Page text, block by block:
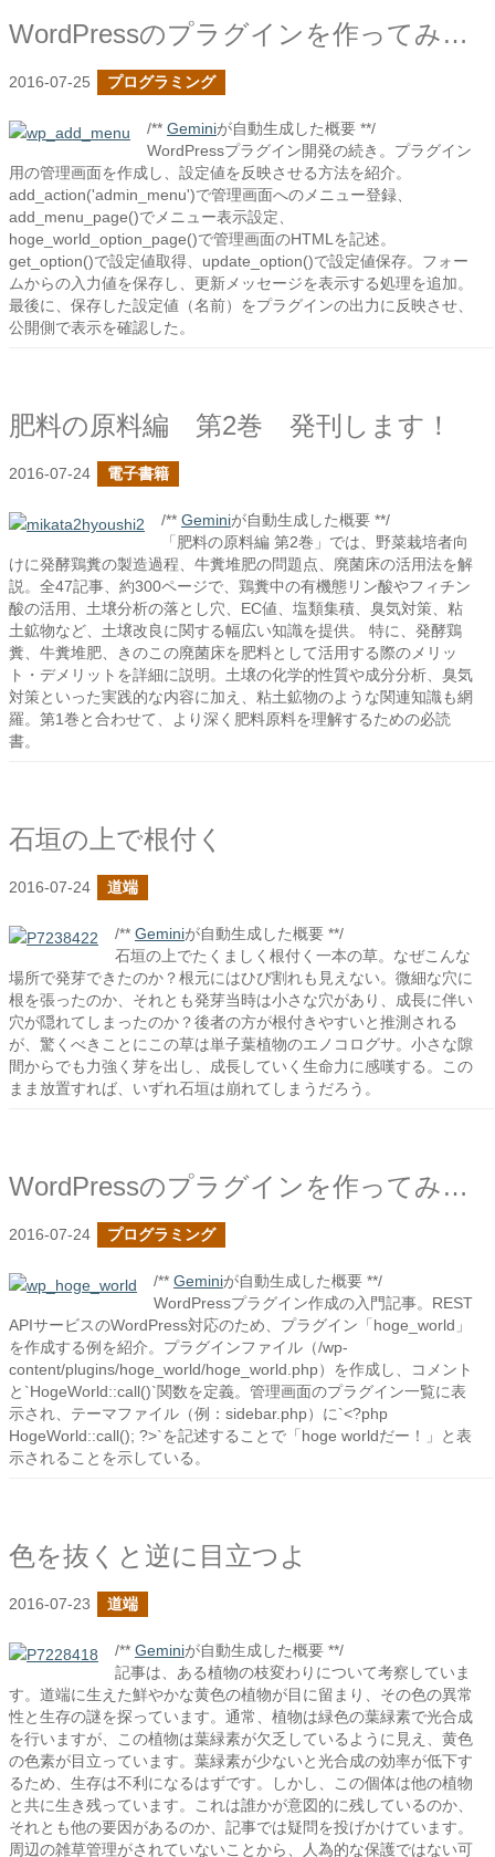
WordPressのプラグインを作ってみた２
2016-07-25 プログラミング
/** Geminiが自動生成した概要 **/
WordPressプラグイン開発の続き。プラグイン
用の管理画面を作成し、設定値を反映させる方法を紹介。
add_action('admin_menu')で管理画面へのメニュー登録、
add_menu_page()でメニュー表示設定、
hoge_world_option_page()で管理画面のHTMLを記述。
get_option()で設定値取得、update_option()で設定値保存。フォー
ムからの入力値を保存し、更新メッセージを表示する処理を追加。
最後に、保存した設定値（名前）をプラグインの出力に反映させ、
公開側で表示を確認した。
肥料の原料編 第2巻 発刊します！
2016-07-24 電子書籍
/** Geminiが自動生成した概要 **/
「肥料の原料編 第2巻」では、野菜栽培者向
けに発酵鶏糞の製造過程、牛糞堆肥の問題点、廃菌床の活用法を解
説。全47記事、約300ページで、鶏糞中の有機態リン酸やフィチン
酸の活用、土壌分析の落とし穴、EC値、塩類集積、臭気対策、粘
土鉱物など、土壌改良に関する幅広い知識を提供。 特に、発酵鶏
糞、牛糞堆肥、きのこの廃菌床を肥料として活用する際のメリッ
ト・デメリットを詳細に説明。土壌の化学的性質や成分分析、臭気
対策といった実践的な内容に加え、粘土鉱物のような関連知識も網
羅。第1巻と合わせて、より深く肥料原料を理解するための必読
書。
石垣の上で根付く
2016-07-24 道端
/** Geminiが自動生成した概要 **/
石垣の上でたくましく根付く一本の草。なぜこんな
場所で発芽できたのか？根元にはひび割れも見えない。微細な穴に
根を張ったのか、それとも発芽当時は小さな穴があり、成長に伴い
穴が隠れてしまったのか？後者の方が根付きやすいと推測される
が、驚くべきことにこの草は単子葉植物のエノコログサ。小さな隙
間からでも力強く芽を出し、成長していく生命力に感嘆する。この
まま放置すれば、いずれ石垣は崩れてしまうだろう。
WordPressのプラグインを作ってみた１
2016-07-24 プログラミング
/** Geminiが自動生成した概要 **/
WordPressプラグイン作成の入門記事。REST
APIサービスのWordPress対応のため、プラグイン「hoge_world」
を作成する例を紹介。プラグインファイル（/wp-
content/plugins/hoge_world/hoge_world.php）を作成し、コメント
と`HogeWorld::call()`関数を定義。管理画面のプラグイン一覧に表
示され、テーマファイル（例：sidebar.php）に`<?php
HogeWorld::call(); ?>`を記述することで「hoge worldだー！」と表
示されることを示している。
色を抜くと逆に目立つよ
2016-07-23 道端
/** Geminiが自動生成した概要 **/
記事は、ある植物の枝変わりについて考察していま
す。道端に生えた鮮やかな黄色の植物が目に留まり、その色の異常
性と生存の謎を探っています。通常、植物は緑色の葉緑素で光合成
を行いますが、この植物は葉緑素が欠乏しているように見え、黄色
の色素が目立っています。葉緑素が少ないと光合成の効率が低下す
るため、生存は不利になるはずです。しかし、この個体は他の植物
と共に生き残っています。これは誰かが意図的に残しているのか、
それとも他の要因があるのか、記事では疑問を投げかけています。
周辺の雑草管理がされていないことから、人為的な保護ではない可